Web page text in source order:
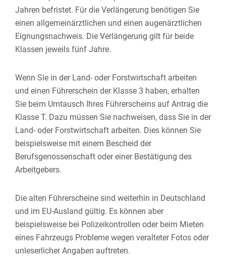
Jahren befristet. Für die Verlängerung benötigen Sie
einen allgemeinärztlichen und einen augenärztlichen
Eignungsnachweis. Die Verlängerung gilt für beide
Klassen jeweils fünf Jahre.
Wenn Sie in der Land- oder Forstwirtschaft arbeiten
und einen Führerschein der Klasse 3 haben, erhalten
Sie beim Umtausch Ihres Führerscheins auf Antrag die
Klasse T. Dazu müssen Sie nachweisen, dass Sie in der
Land- oder Forstwirtschaft arbeiten. Dies können Sie
beispielsweise mit einem Bescheid der
Berufsgenossenschaft oder einer Bestätigung des
Arbeitgebers.
Die alten Führerscheine sind weiterhin in Deutschland
und im EU-Ausland gültig. Es können aber
beispielsweise bei Polizeikontrollen oder beim Mieten
eines Fahrzeugs Probleme wegen veralteter Fotos oder
unleserlicher Angaben auftreten.